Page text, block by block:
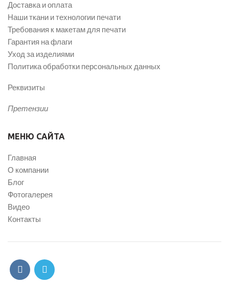
Доставка и оплата
Наши ткани и технологии печати
Требования к макетам для печати
Гарантия на флаги
Уход за изделиями
Политика обработки персональных данных
Реквизиты
Претензии
МЕНЮ САЙТА
Главная
О компании
Блог
Фотогалерея
Видео
Контакты